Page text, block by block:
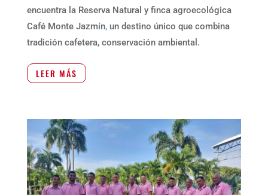
encuentra la Reserva Natural y finca agroecológica
Café Monte Jazmín,un destino único que combina
tradición cafetera, conservación ambiental.
LEER MÁS